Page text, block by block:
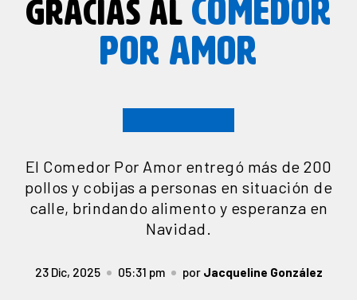
GRACIAS AL COMEDOR
POR AMOR
El Comedor Por Amor entregó más de 200
pollos y cobijas a personas en situación de
calle, brindando alimento y esperanza en
Navidad.
23 Dic, 2025 05:31 pm por Jacqueline González